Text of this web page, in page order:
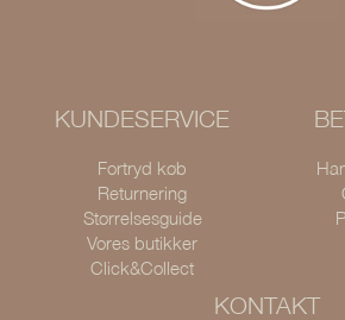
KUNDESERVICE
Fortryd køb
Returnering
Størrelsesguide
Vores butikker
Click&Collect
KONTAKT